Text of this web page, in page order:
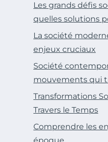
Les grands défis
quelles solutions
La société
enjeux cruciaux
Société
mouvements qui
Transformations
Travers le Temps
Comprendre les